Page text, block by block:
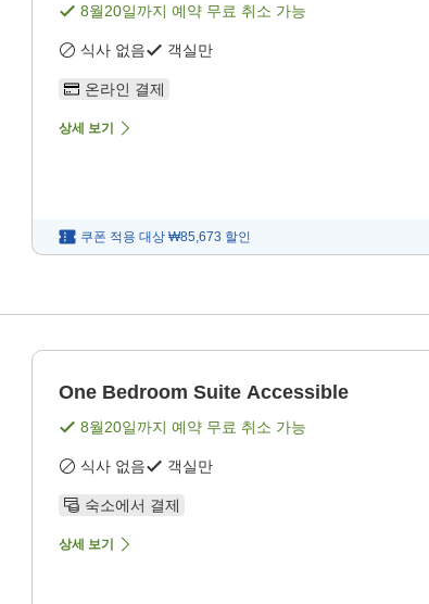
8월20일까지 예약 무료 취소 가능
식사 없음 객실만
온라인 결제
상세 보기
쿠폰 적용 대상 ₩85,673 할인
One Bedroom Suite Accessible
8월20일까지 예약 무료 취소 가능
식사 없음 객실만
숙소에서 결제
상세 보기